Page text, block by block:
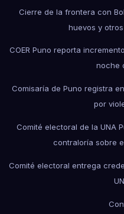
Cierre de la frontera con
huevos y
COER Puno reporta
noche
Comisaría de Puno registra
por
Comité electoral de la UNA
contraloría sobre
Comité electoral entrega